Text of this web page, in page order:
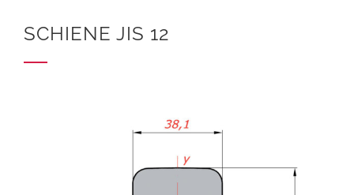
SCHIENE JIS 12